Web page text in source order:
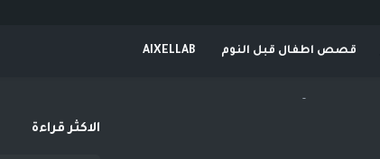
قصص اطفال قبل النوم AIXELLAB
-
الاكثر قراءة